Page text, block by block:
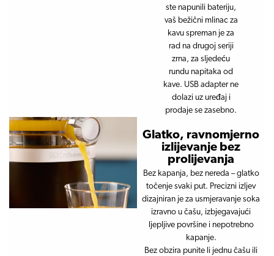
ste napunili bateriju,
vaš bežični mlinac za
kavu spreman je za
rad na drugoj seriji
zrna, za sljedeću
rundu napitaka od
kave. USB adapter ne
dolazi uz uređaj i
prodaje se zasebno.
Glatko, ravnomjerno
izlijevanje bez
prolijevanja
Bez kapanja, bez nereda – glatko
točenje svaki put. Precizni izljev
dizajniran je za usmjeravanje soka
izravno u čašu, izbjegavajući
ljepljive površine i nepotrebno
kapanje.
Bez obzira punite li jednu čašu ili